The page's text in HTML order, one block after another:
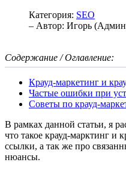
Категория: SEO
– Автор: Игорь
Содержание / Оглавление:
Крауд-маркетинг и
Частые ошибки при
Советы по крауд-
В рамках данной статьи, я
что такое крауд-марктинг и
ссылки, а так же про
нюансы.